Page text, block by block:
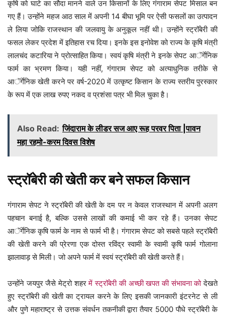
कृषि को घाटे का सौदा मानने वाले उन किसानों के लिए गंगाराम सेपट मिसाल बन
गए हैं। उन्होंने महज आठ साल में अपनी 14 बीघा भूमि पर ऐसी फसलों का उत्पादन
ले लिया जोकि राजस्थान की जलवायु के अनुकूल नहीं थी। उन्होंने स्ट्रॉबेरी की
फसल लेकर प्रदेश में इतिहास रच दिया। इनके इस इनोवेश को राज्य के कृषि मंत्री
लालचंद कटारिया ने प्रोत्साहित किया। स्वयं कृषि मंत्री ने इनके सेपट आॅर्गेनिक
फार्म का भ्रमण किया। यही नहीं, गंगाराम सेपट को अत्याधुनिक तरीके से
आॅर्गेनिक खेती करने पर वर्ष-2020 में उत्कृष्ट किसान के राज्य स्तरीय पुरस्कार
के रूप में एक लाख रुपए नकद व प्रशंसा पत्र भी मिल चुका है।
Also Read: जिंदाराम के लीडर सज आए रूह परवर पिता |पावन
महा रहमो-करम दिवस विशेष
स्ट्रॉबेरी की खेती कर बने सफल किसान
गंगाराम सेपट ने स्ट्रॉबेरी की खेती के दम पर न केवल राजस्थान में अपनी अलग
पहचान बनाई है, बल्कि उससे लाखों की कमाई भी कर रहे हैं। उनका सेपट
आॅर्गेनिक कृषि फार्म के नाम से फार्म भी है। गंगाराम सेपट को सबसे पहले स्ट्रॉबेरी
की खेती करने की प्रेरणा एक दोस्त रविंद्र स्वामी के स्वामी कृषि फार्म गोलाना
झालावाड़ से मिली। जो अपने फार्म में स्वयं स्ट्रॉबेरी की खेती करते हैं।
उन्होंने जयपुर जैसे मेट्रो शहरमें स्ट्रॉबेरी की अच्छी खपत की संभावना कोदेखते
हुए स्ट्रॉबेरी की खेती का ट्रायल करने के लिए इसकी जानकारी इंटरनेट से ली
और पुणे महाराष्ट्र से उत्तक संवर्धन तकनीकी द्वारा तैयार 5000 पौधे स्ट्रॉबेरी के